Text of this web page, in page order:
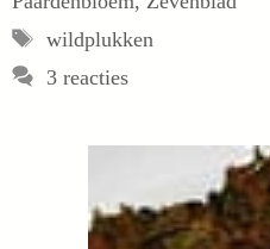
Tags
wildplukken
3 reacties